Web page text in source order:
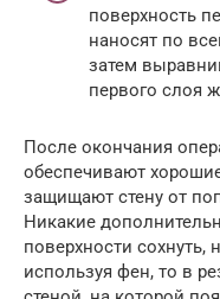
поверхность
наносят по
затем
первого слоя
После окончания
обеспечивают
защищают стену от
Никакие
поверхности сохнуть,
используя фен, то в